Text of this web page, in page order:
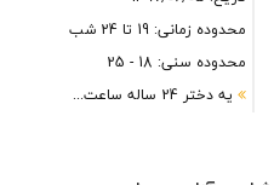
محدوده زمانی: 19 تا 24 شب
محدوده سنی: 18 - 25
یه دختر 24 ساله ساعت...